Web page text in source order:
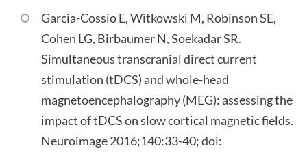
Garcia-Cossio E, Witkowski M, Robinson SE,
Cohen LG, Birbaumer N, Soekadar SR.
Simultaneous transcranial direct current
stimulation (tDCS) and whole-head
magnetoencephalography (MEG): assessing the
impact of tDCS on slow cortical magnetic fields.
Neuroimage 2016;140:33-40; doi: